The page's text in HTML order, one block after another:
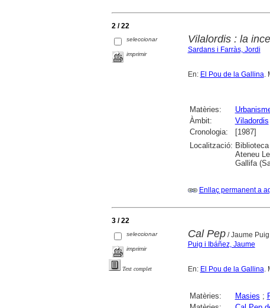
2 / 22
seleccionar
imprimir
Vilalordis : la
Sardans i Farràs, Jordi
En: El Pou de la Gallina.
Matèries:
Àmbit:
Viladordis
Cronologia:
[1987]
Localització:
Ateneu
Gallifa
Enllaç permanent a
3 / 22
seleccionar
imprimir
Text complet
Cal Pep/ Jaume Puig
Puig i Ibáñez, Jaume
En: El Pou de la Gallina.
Matèries: Masies ;